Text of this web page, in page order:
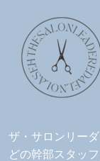
ザ・サロンリー
どの幹部スタッ